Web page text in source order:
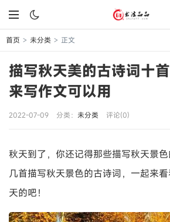
首页 > 未分类 > 正文
描写秋天美的古诗词十
来写作文可以用
2022-07-09 分类： 未分类 评论(0)
秋天到了，你还记得那些描写秋天景
几首描写秋天景色的古诗词，一起来
天的吧！